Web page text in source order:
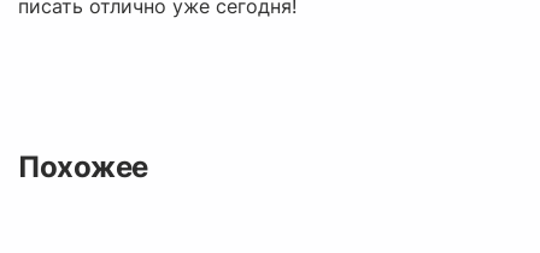
писать отлично уже сегодня!
Похожее